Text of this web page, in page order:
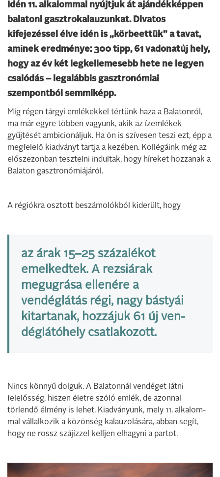
Idén 11. alkalommal nyújtjuk át ajándékképpen
balatoni gasztrokalauzunkat. Divatos
kifejezéssel élve idén is „körbeettük” a tavat,
aminek eredménye: 300 tipp, 61 vadonatúj hely,
hogy az év két legkellemesebb hete ne legyen
csalódás – legalábbis gasztronómiai
szempontból semmiképp.
Míg régen tárgyi emlékekkel tértünk haza a Balatonról,
ma már egyre többen vagyunk, akik az ízemlékek
gyűjtését ambicio­náljuk. Ha ön is szívesen teszi ezt, épp a
megfelelő kiadványt tartja a kezében. Kollégáink még az
előszezonban tesztelni indul­tak, hogy híreket hozzanak a
Ba­laton gasztronómiájáról.
A régiókra osztott beszámo­lókból kiderült, hogy
az árak 15–25 százalékot
emelkedtek. A rezsiárak
megugrása ellenére a
vendéglátás régi, nagy bástyái
kitartanak, hozzájuk 61 új ven­
déglátóhely csatlakozott.
Nincs könnyű dolguk. A Bala­tonnál vendéget látni
felelősség, hiszen életre szóló emlék, de azonnal
törlendő élmény is lehet. Kiadványunk, mely 11. alkalom­
mal vállalkozik a közönség kalau­zolására, abban segít,
hogy ne rossz szájízzel kelljen elhagyni a partot.